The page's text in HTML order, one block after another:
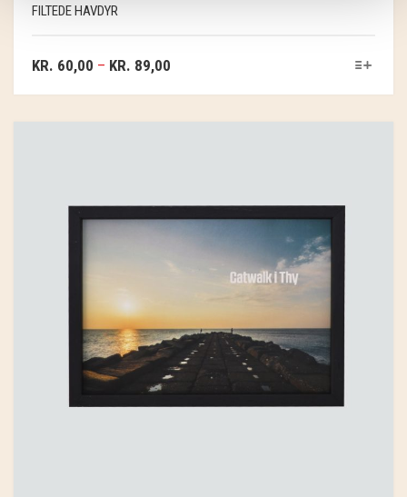
FILTEDE HAVDYR
KR. 60,00 – KR. 89,00